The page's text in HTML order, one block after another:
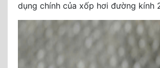
dụng chính của xốp hơi đường kính